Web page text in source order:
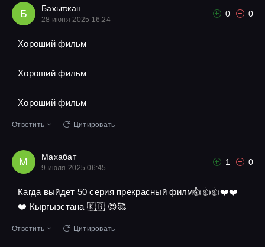
Б Бахытжан
28 июня 2025 16:24
0 0
Хороший фильм
Хороший фильм
Хороший фильм
Ответить Цитировать
М Махабат
9 июля 2025 06:45
1 0
Кагда выйдет 50 серия прекрасный филм👍👍👍❤️❤️
❤️ Кыргызстана 🇰🇬 😍🥰
Ответить Цитировать